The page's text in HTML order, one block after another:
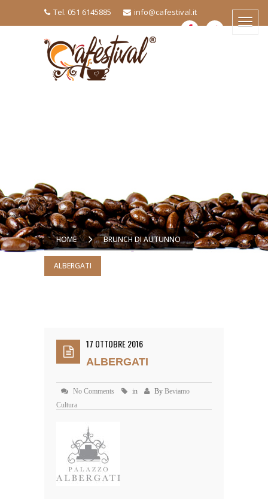
Tel. 051 6145885 info@cafestival.it
HOME BRUNCH DI AUTUNNO
ALBERGATI
17 OTTOBRE 2016
ALBERGATI
No Comments in By Beviamo
Cultura